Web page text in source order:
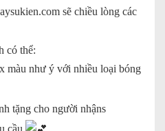
sẽ chiều lòng các
có thể:
màu như ý với nhiều loại bóng
tặng cho người nhậns
cầu